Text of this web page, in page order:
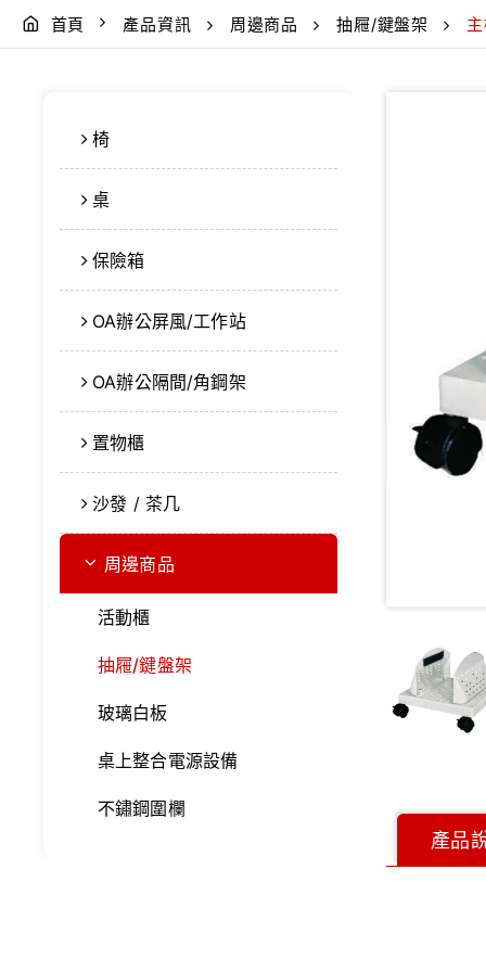
首頁 產品資訊 周邊商品 抽屜/鍵盤架
椅
桌
保險箱
OA辦公屏風/工作站
OA辦公隔間/角鋼架
置物櫃
沙發 / 茶几
周邊商品
活動櫃
抽屜/鍵盤架
玻璃白板
桌上整合電源設備
不鏽鋼圍欄
產品